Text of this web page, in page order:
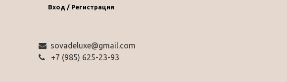
Вход / Регистрация
sovadeluxe@gmail.com
‭+7 (985) 625-23-93‬